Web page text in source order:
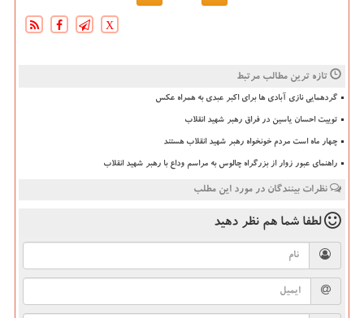
X
تازه ترین مطالب مرتبط
گردهمایی نازی آبادی ها برای اکبر عبدی به همراه عکس
توییت احسان یاسین در فراق رهبر شهید انقلاب
چهار ماه است مردم خونخواه رهبر شهید انقلاب هستند
راهنمای عبور زوار از بزرگراه چالوس به مراسم وداع با رهبر شهید انقلاب
نظرات بینندگان در مورد این مطلب
لطفا شما هم نظر دهید